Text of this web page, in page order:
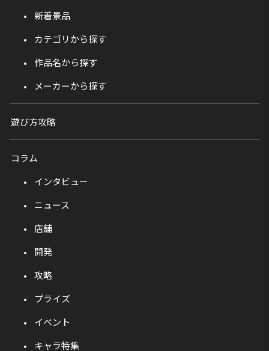
新着景品
カテゴリから探す
作品名から探す
メーカーから探す
遊び方攻略
コラム
インタビュー
ニュース
店舗
開発
攻略
プライズ
イベント
キャラ特集